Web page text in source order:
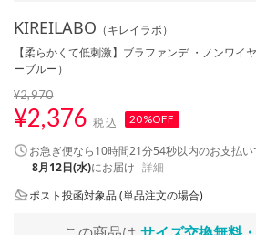
KIREILABO （キレイラボ）
【柔らかくて低刺激】ブラファンデ ・ノンワイ
ーブルー）
¥2,970
¥2,376 税込 20%OFF
お急ぎ便なら10時間21分54秒以内のお支払い
8月12日(水)にお届け 詳細
ポスト投函対象品 (単品注文の場合)